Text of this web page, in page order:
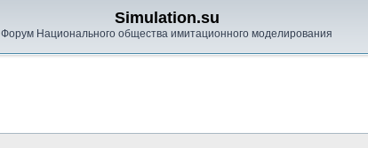
Simulation.su
Форум Национального общества имитационного моделирования